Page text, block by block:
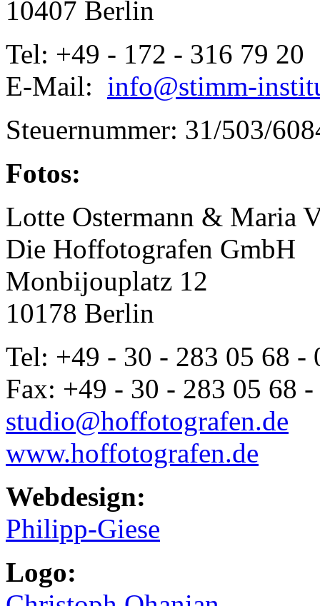
10407 Berlin
Tel: +49 - 172 - 316 79 20
E-Mail: info@stimm-
Steuernummer: 31/503/
Fotos:
Lotte Ostermann & Maria
Die Hoffotografen GmbH
Monbijouplatz 12
10178 Berlin
Tel: +49 - 30 - 283 05 68 -
Fax: +49 - 30 - 283 05 68 -
studio@hoffotografen.de
www.hoffotografen.de
Webdesign:
Philipp-Giese
Logo: